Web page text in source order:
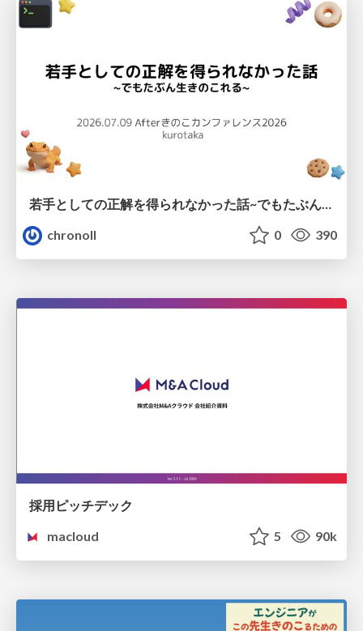
chronoll
0 390
採用ピッチデック
macloud
5 90k